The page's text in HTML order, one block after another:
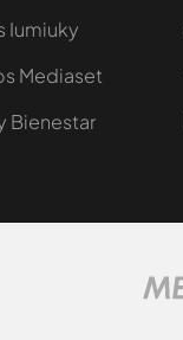
Iumiuky
Mediaset
Bienestar